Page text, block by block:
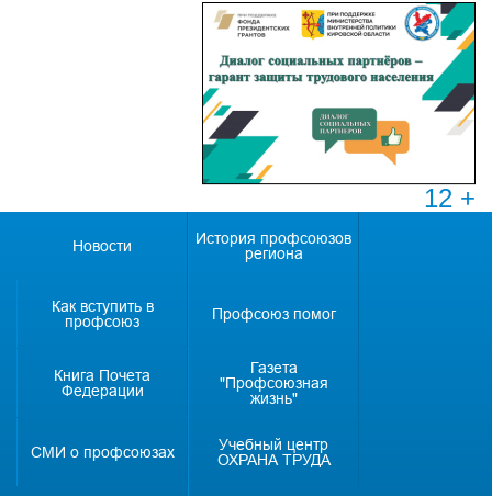
12 +
Новости
История профсоюзов
региона
Как вступить в
профсоюз
Профсоюз помог
Книга Почета
Федерации
Газета
"Профсоюзная
жизнь"
СМИ о профсоюзах
Учебный центр
ОХРАНА ТРУДА